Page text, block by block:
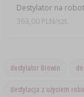
Destylator na
363,00 PLN/szt.
destylator Browin
destylacja z użyciem